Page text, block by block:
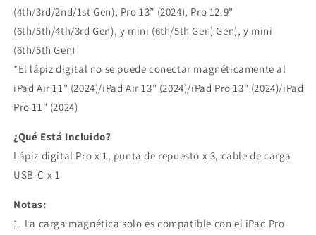
(4th/3rd/2nd/1st Gen), Pro 13” (2024), Pro 12.9"
(6th/5th/4th/3rd Gen), y mini (6th/5th Gen) Gen), y mini
(6th/5th Gen)
*El lápiz digital no se puede conectar magnéticamente al
iPad Air 11" (2024)/iPad Air 13" (2024)/iPad Pro 13" (2024)/iPad
Pro 11" (2024)
¿Qué Está Incluido?
Lápiz digital Pro x 1, punta de repuesto x 3, cable de carga
USB-C x 1
Notas:
1. La carga magnética solo es compatible con el iPad Pro